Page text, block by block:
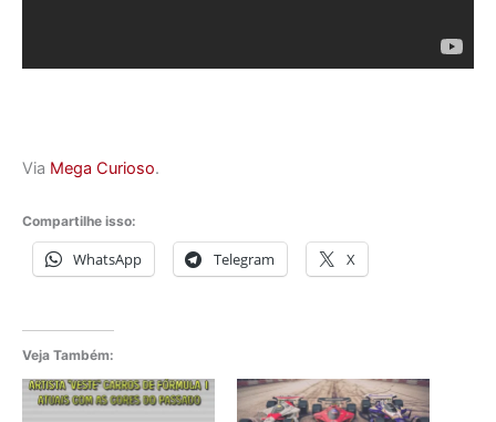
Via Mega Curioso.
Compartilhe isso:
WhatsApp Telegram X
Veja Também: